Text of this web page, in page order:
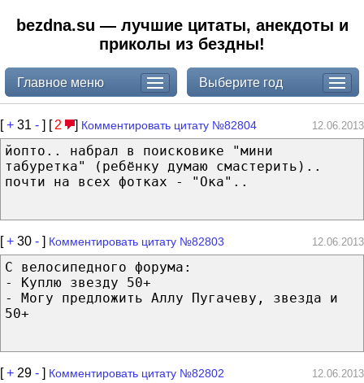
bezdna.su — лучшие цитаты, анекдоты и
приколы из бездны!
Главное меню Выберите год
[+ 31 - ] [ 2 ] Комментировать цитату №82804 12.06.2013
йопто.. набрал в поисковике "мини
табуретка" (ребёнку думаю смастерить)..
почти на всех фотках - "Ока"..
[+ 30 - ] Комментировать цитату №82803 12.06.2013
С велосипедного форума:
- Куплю звезду 50+
- Могу предложить Аллу Пугачеву, звезда и
50+
[+ 29 - ] Комментировать цитату №82802 12.06.2013